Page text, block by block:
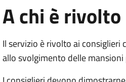
A chi è rivolto
Il servizio è rivolto ai consiglieri
allo svolgimento delle